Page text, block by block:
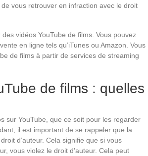
vous retrouver en infraction avec le droit
vidéos YouTube de films. Vous pouvez
en ligne tels qu’iTunes ou Amazon. Vous
de films à partir de services de streaming
de films : quelles
sur YouTube, que ce soit pour les regarder
il est important de se rappeler que la
d’auteur. Cela signifie que si vous
vous violez le droit d’auteur. Cela peut